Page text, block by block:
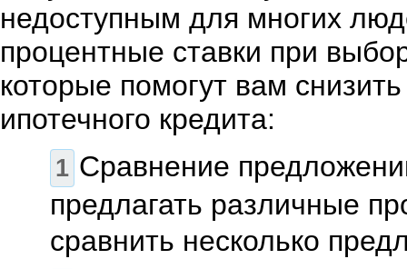
недоступным для многих
процентные ставки при
которые помогут вам
ипотечного кредита:
Сравнение
предлагать различные
сравнить несколько